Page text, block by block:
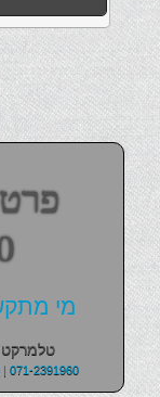
מי מתקשר
| 071-2391960